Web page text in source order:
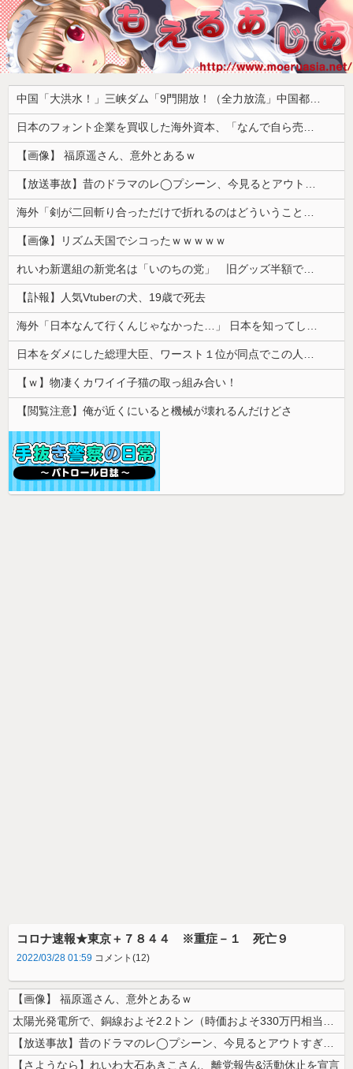
中国「大洪水！」三峡ダム「9門開放！（全力放流」中国都市「三峡沿線の道路水没」中国政府「高速道路封鎖！」中国ダム「緊急放流に合わせて開門（土砂崩れ発生」→
日本のフォント企業を買収した海外資本、「なんで自ら売上ゼロにするようなことするの」とドン引きするような方針転換を……
【画像】 福原遥さん、意外とあるｗ
【放送事故】昔のドラマのレ◯プシーン、今見るとアウトすぎる・・・
海外「剣が二回斬り合っただけで折れるのはどういうことなんだ」満点なのに二度と起動しない理由…
【画像】リズム天国でシコったｗｗｗｗｗ
れいわ新選組の新党名は「いのちの党」 旧グッズ半額で販売 どうなる秘書給与疑惑
【訃報】人気Vtuberの犬、19歳で死去
海外「日本なんて行くんじゃなかった…」 日本を知ってしまったディズニー信者、帰国後『本家』に失望する事態に
日本をダメにした総理大臣、ワースト１位が同点でこの人ｗｗｗｗｗｗ
【ｗ】物凄くカワイイ子猫の取っ組み合い！
【閲覧注意】俺が近くにいると機械が壊れるんだけどさ
コロナ速報★東京＋７８４４ ※重症－１ 死亡９
2022/03/28 01:59 コメント(12)
【画像】 福原遥さん、意外とあるｗ
太陽光発電所で、銅線およそ2.2トン（時価およそ330万円相当）盗んだ...
【放送事故】昔のドラマのレ◯プシーン、今見るとアウトすぎる・・・
【さようなら】れいわ大石あきこさん、離党報告&活動休止を宣言